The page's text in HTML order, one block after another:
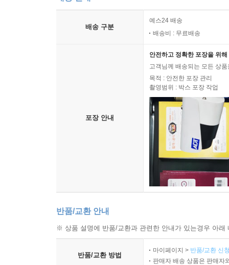
배송 구분
예스24 배송
배송비 : 무료배송
포장 안내
안전하고 정확한 포장을 위
고객님께 배송되는 모든 상
목적 : 안전한 포장 관리
촬영범위 : 박스 포장 작업
반품/교환 안내
※ 상품 설명에 반품/교환과 관련한 안내가 있는경우 아
반품/교환 방법
마이페이지 > 반품/교환 신
판매자 배송 상품은 판매자